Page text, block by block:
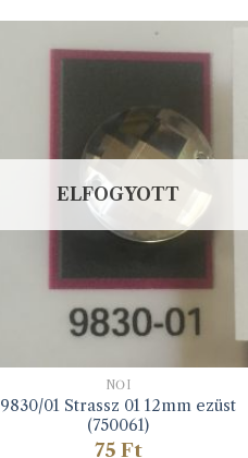
ELFOGYOTT
NŐI
9830/01 Strassz 01 12mm ezüst
(750061)
75 Ft